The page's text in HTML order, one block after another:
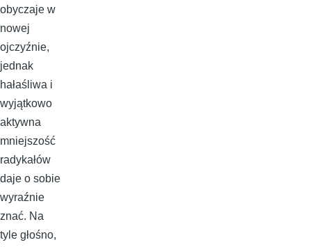
obyczaje w
nowej
ojczyźnie,
jednak
hałaśliwa i
wyjątkowo
aktywna
mniejszość
radykałów
daje o sobie
wyraźnie
znać. Na
tyle głośno,